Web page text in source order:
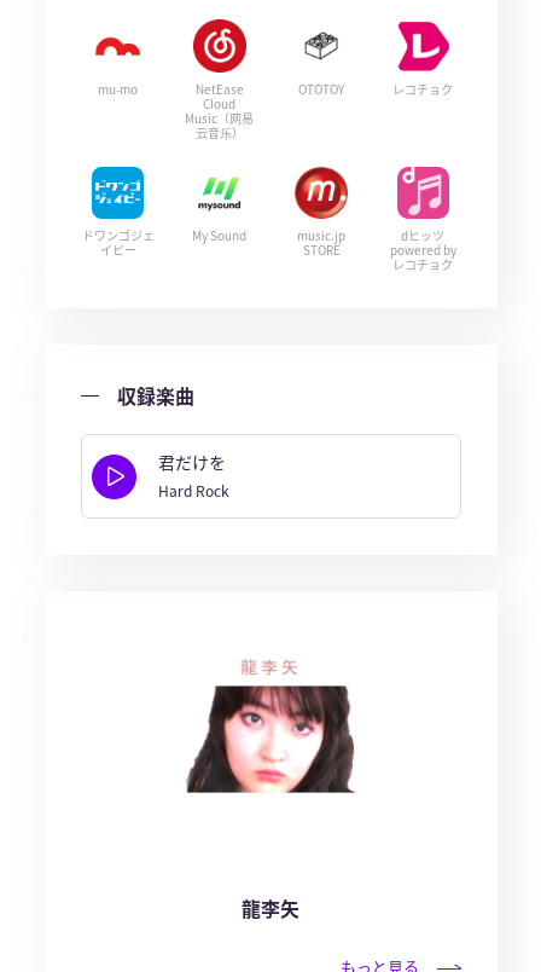
mu-mo
NetEase
Cloud
Music（网易
云音乐）
OTOTOY レコチョク
ドワンゴジェ
イピー
My Sound
music.jp
STORE
dヒッツ
powered by
レコチョク
収録楽曲
君だけを
Hard Rock
龍李矢
もっと見る